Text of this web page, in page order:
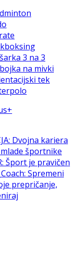
3 na 3
na mivki
tek
Dvojna kariera
športnike
Šport je pravičen
Spremeni
prepričanje,